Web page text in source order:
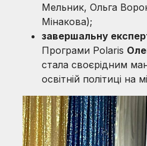
Мельник, Ольга
Мінакова);
завершальну
Програми Polaris
стала своєрідним
освітній політиці на